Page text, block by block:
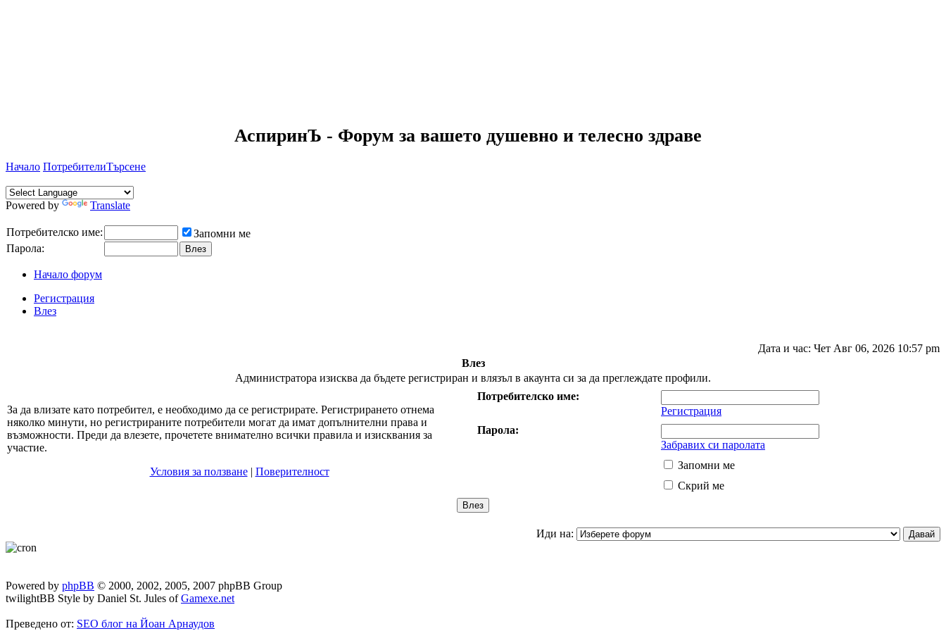
АспиринЪ - Форум за вашето душевно и телесно здраве
Начало ПотребителиТърсене
Powered by Translate
Потребителско име:
Запомни ме
Парола:
Начало форум
Регистрация
Влез
Дата и час: Чет Авг 06, 2026 10:57 pm
Влез
Администратора изисква да бъдете регистриран и влязъл в акаунта си за да преглеждате профили.
За да влизате като потребител, е необходимо да се регистрирате. Регистрирането отнема
няколко минути, но регистрираните потребители могат да имат допълнителни права и
възможности. Преди да влезете, прочетете внимателно всички правила и изисквания за
участие.
Условия за ползване| Поверителност
Потребителско име:
Регистрация
Парола:
Забравих си паролата
Запомни ме
Скрий ме
Иди на:
Powered by phpBB © 2000, 2002, 2005, 2007 phpBB Group
twilightBB Style by Daniel St. Jules ofGamexe.net
Преведено от: SEO блог на Йоан Арнаудов